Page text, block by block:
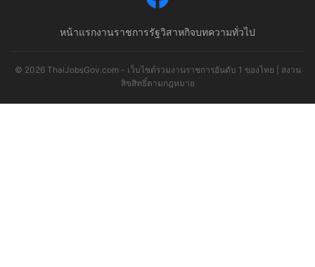
หน้าแรกงานราชการรัฐวิสาหกิจบทความทั่วไป
© 2026 ThaiJobsGov.com - เว็บไซต์รวมงานราชการอันดับ 1 ของไทย | สงวน
ลิขสิทธิ์ตามกฎหมาย